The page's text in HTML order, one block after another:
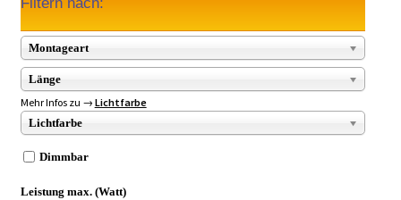
Montageart
Länge
Mehr Infos zu → Lichtfarbe
Lichtfarbe
Dimmbar
Leistung max. (Watt)